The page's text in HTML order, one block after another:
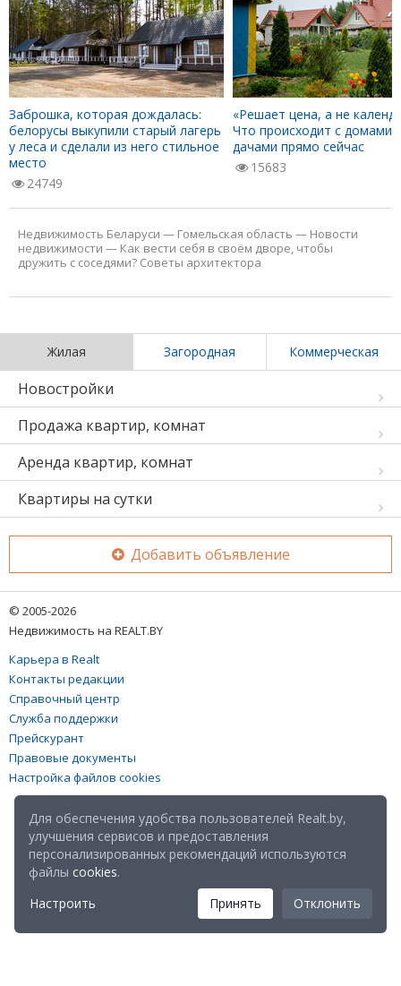
Заброшка, которая дождалась:
белорусы выкупили старый лагерь
у леса и сделали из него стильное
место
24749
«Решает цена, а не
Что происходит с домами
дачами прямо сейчас
15683
Недвижимость Беларуси — Гомельская область — Новости
недвижимости — Как вести себя в своём дворе, чтобы
дружить с соседями? Советы архитектора
Жилая Загородная Коммерческая
Новостройки
Продажа квартир, комнат
Аренда квартир, комнат
Квартиры на сутки
Добавить объявление
© 2005-2026
Недвижимость на REALT.BY
Карьера в Realt
Контакты редакции
Справочный центр
Служба поддержки
Прейскурант
Правовые документы
Настройка файлов cookies
Для обеспечения удобства пользователей Realt.by,
улучшения сервисов и предоставления
персонализированных рекомендаций используются
файлы cookies.
Настроить
Принять Отклонить